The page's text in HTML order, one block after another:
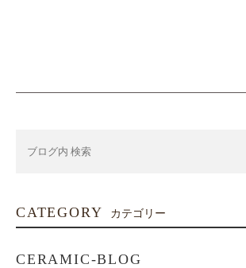
CATEGORY カテゴリー
CERAMIC-BLOG